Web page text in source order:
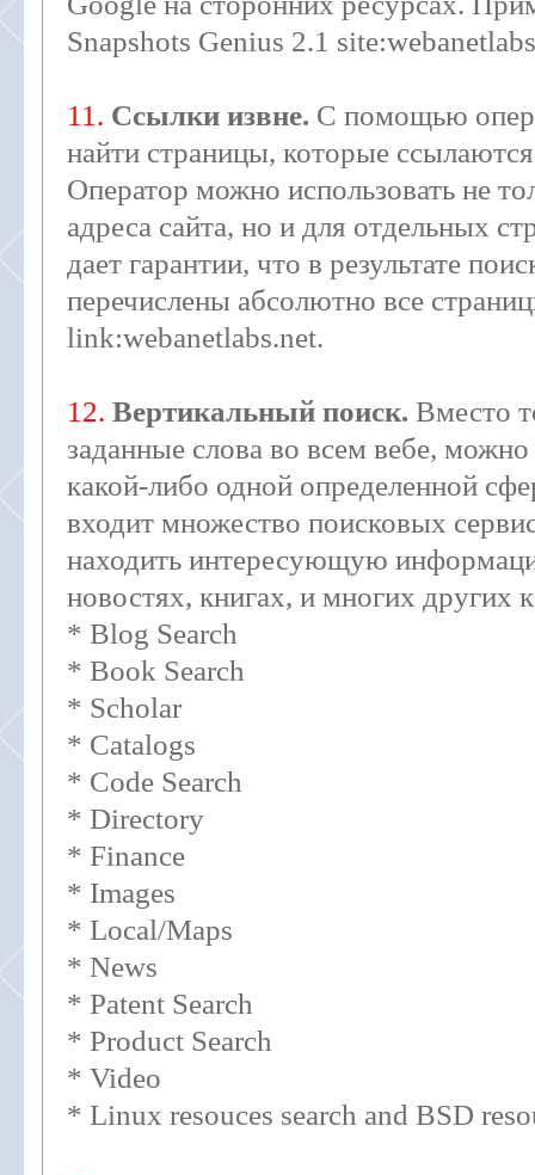
Snapshots Genius 2.1
11. Ссылки извне. С помощью
найти страницы, которые
Оператор можно использовать не
адреса сайта, но и для отдельных
дает гарантии, что в результате
перечислены абсолютно все
link:webanetlabs.net.
12. Вертикальный поиск. Вместо
заданные слова во всем вебе,
какой-либо одной определенной
входит множество поисковых
находить интересующую
новостях, книгах, и многих других
* Blog Search
* Book Search
* Scholar
* Catalogs
* Code Search
* Directory
* Finance
* Images
* Local/Maps
* News
* Patent Search
* Product Search
* Video
* Linux resouces search and BSD